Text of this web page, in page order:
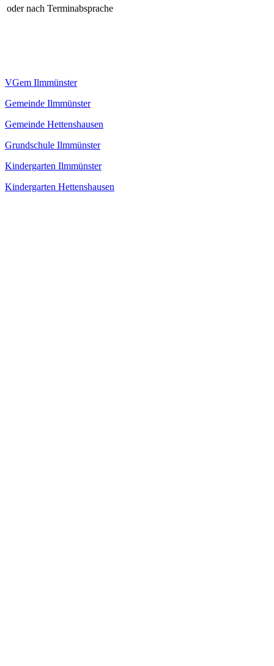
oder nach Terminabsprache
VGem Ilmmünster
Gemeinde Ilmmünster
Gemeinde Hettenshausen
Grundschule Ilmmünster
Kindergarten Ilmmünster
Kindergarten Hettenshausen